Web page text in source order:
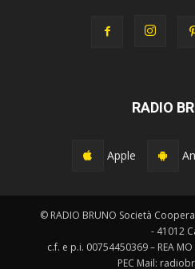
RADIO
Apple
© RADIO BRUNO Società
- 41012
c.f. e p.i. 00754450369 – REA
PEC Mail: